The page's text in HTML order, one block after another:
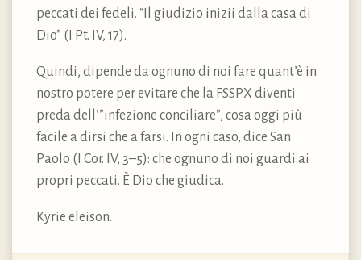
peccati dei fedeli. “Il giudizio inizii dalla casa di
Dio” (I Pt. IV, 17).
Quindi, dipende da ognuno di noi fare quant’è in
nostro potere per evitare che la FSSPX diventi
preda dell’”infezione conciliare”, cosa oggi più
facile a dirsi che a farsi. In ogni caso, dice San
Paolo (I Cor. IV, 3–5): che ognuno di noi guardi ai
propri peccati. È Dio che giudica.
Kyrie eleison.